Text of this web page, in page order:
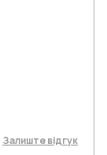
Залиште відгук